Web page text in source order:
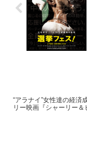
“アラナイ”女性達の経済
リー映画『シャーリー＆